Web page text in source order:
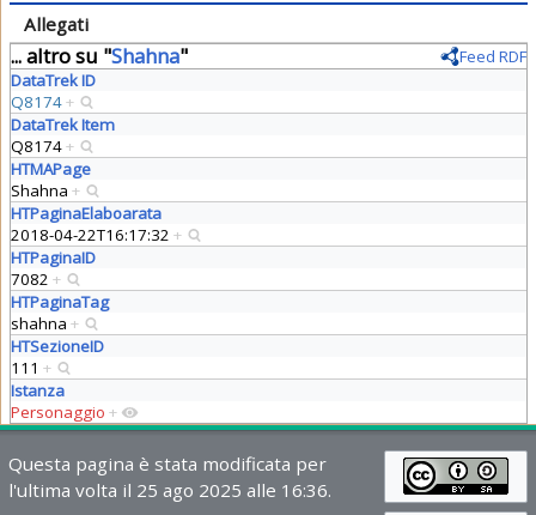
Allegati
... altro su "Shahna"
Feed RDF
DataTrek ID
Q8174+
DataTrek Item
Q8174+
HTMAPage
Shahna +
HTPaginaElaboarata
2018-04-22T16:17:32 +
HTPaginaID
7082 +
HTPaginaTag
shahna +
HTSezioneID
111 +
Istanza
Personaggio +
Questa pagina è stata modificata per
l'ultima volta il 25 ago 2025 alle 16:36.